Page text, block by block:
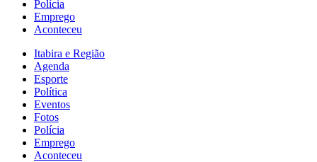
Polícia
Emprego
Aconteceu
Itabira e Região
Agenda
Esporte
Política
Eventos
Fotos
Polícia
Emprego
Aconteceu